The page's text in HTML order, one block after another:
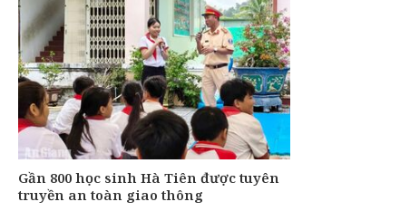
Gần 800 học sinh Hà Tiên được tuyên
truyền an toàn giao thông